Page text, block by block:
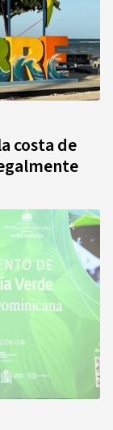
costa de